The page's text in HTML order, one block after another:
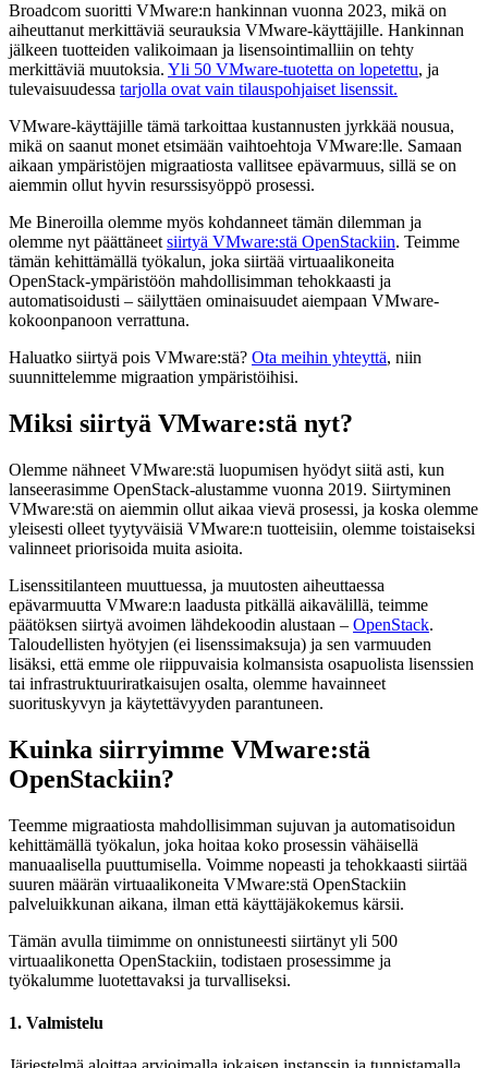
Broadcom suoritti VMware:n hankinnan vuonna 2023, mikä on
aiheuttanut merkittäviä seurauksia VMware-käyttäjille. Hankinnan
jälkeen tuotteiden valikoimaan ja lisensointimalliin on tehty
merkittäviä muutoksia. Yli 50 VMware-tuotetta on lopetettu, ja
tulevaisuudessa tarjolla ovat vain tilauspohjaiset lisenssit.
VMware-käyttäjille tämä tarkoittaa kustannusten jyrkkää nousua,
mikä on saanut monet etsimään vaihtoehtoja VMware:lle. Samaan
aikaan ympäristöjen migraatiosta vallitsee epävarmuus, sillä se on
aiemmin ollut hyvin resurssisyöppö prosessi.
Me Bineroilla olemme myös kohdanneet tämän dilemman ja
olemme nyt päättäneet siirtyä VMware:stä OpenStackiin. Teimme
tämän kehittämällä työkalun, joka siirtää virtuaalikoneita
OpenStack-ympäristöön mahdollisimman tehokkaasti ja
automatisoidusti – säilyttäen ominaisuudet aiempaan VMware-
kokoonpanoon verrattuna.
Haluatko siirtyä pois VMware:stä? Ota meihin yhteyttä, niin
suunnittelemme migraation ympäristöihisi.
Miksi siirtyä VMware:stä nyt?
Olemme nähneet VMware:stä luopumisen hyödyt siitä asti, kun
lanseerasimme OpenStack-alustamme vuonna 2019. Siirtyminen
VMware:stä on aiemmin ollut aikaa vievä prosessi, ja koska olemme
yleisesti olleet tyytyväisiä VMware:n tuotteisiin, olemme toistaiseksi
valinneet priorisoida muita asioita.
Lisenssitilanteen muuttuessa, ja muutosten aiheuttaessa
epävarmuutta VMware:n laadusta pitkällä aikavälillä, teimme
päätöksen siirtyä avoimen lähdekoodin alustaan – OpenStack.
Taloudellisten hyötyjen (ei lisenssimaksuja) ja sen varmuuden
lisäksi, että emme ole riippuvaisia kolmansista osapuolista lisenssien
tai infrastruktuuriratkaisujen osalta, olemme havainneet
suorituskyvyn ja käytettävyyden parantuneen.
Kuinka siirryimme VMware:stä
OpenStackiin?
Teemme migraatiosta mahdollisimman sujuvan ja automatisoidun
kehittämällä työkalun, joka hoitaa koko prosessin vähäisellä
manuaalisella puuttumisella. Voimme nopeasti ja tehokkaasti siirtää
suuren määrän virtuaalikoneita VMware:stä OpenStackiin
palveluikkunan aikana, ilman että käyttäjäkokemus kärsii.
Tämän avulla tiimimme on onnistuneesti siirtänyt yli 500
virtuaalikonetta OpenStackiin, todistaen prosessimme ja
työkalumme luotettavaksi ja turvalliseksi.
1. Valmistelu